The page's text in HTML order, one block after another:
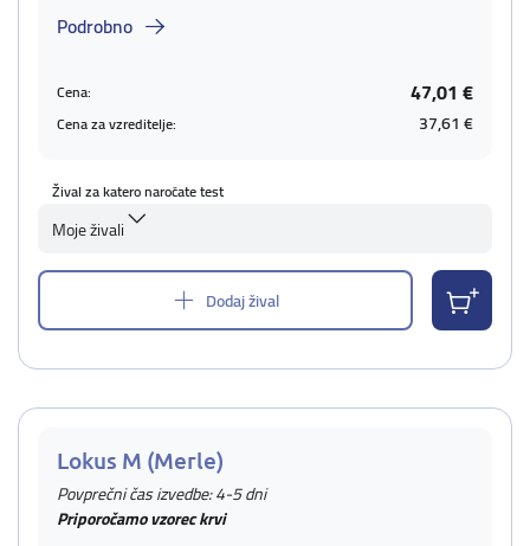
Podrobno
Cena: 47,01 €
Cena za vzreditelje: 37,61 €
Žival za katero naročate test
Moje živali
Dodaj žival
Lokus M (Merle)
Povprečni čas izvedbe: 4-5 dni
Priporočamo vzorec krvi